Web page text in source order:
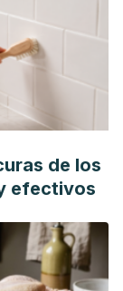
de los
efectivos